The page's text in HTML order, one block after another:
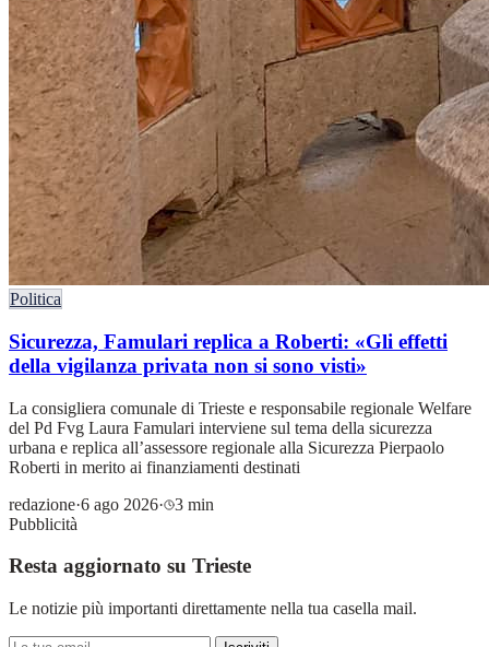
Politica
Sicurezza, Famulari replica a Roberti: «Gli effetti
della vigilanza privata non si sono visti»
La consigliera comunale di Trieste e responsabile regionale Welfare
del Pd Fvg Laura Famulari interviene sul tema della sicurezza
urbana e replica all’assessore regionale alla Sicurezza Pierpaolo
Roberti in merito ai finanziamenti destinati
redazione·6 ago 2026·
3 min
Pubblicità
Resta aggiornato su Trieste
Le notizie più importanti direttamente nella tua casella mail.